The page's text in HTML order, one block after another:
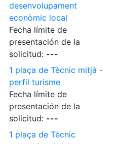
desenvolupament
econòmic local
Fecha límite de
presentación de la
solicitud: ---
1 plaça de Tècnic mitjà -
perfil turisme
Fecha límite de
presentación de la
solicitud: ---
1 plaça de Tècnic